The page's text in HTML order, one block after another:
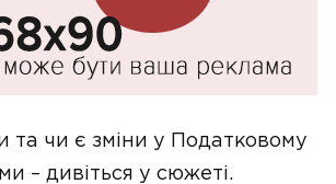
та чи є зміни у Податковому
– дивіться у сюжеті.